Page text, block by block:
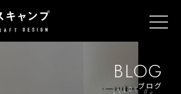
BLOG
ブログ